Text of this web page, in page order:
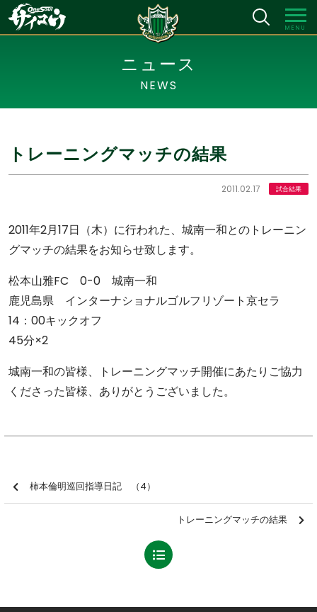
MENU
ニュース
NEWS
トレーニングマッチの結果
2011.02.17 試合結果
2011年2月17日（木）に行われた、城南一和とのトレーニン
グマッチの結果をお知らせ致します。
松本山雅FC 0-0 城南一和
鹿児島県 インターナショナルゴルフリゾート京セラ
14：00キックオフ
45分×2
城南一和の皆様、トレーニングマッチ開催にあたりご協力
くださった皆様、ありがとうございました。
柿本倫明巡回指導日記 （4）
トレーニングマッチの結果